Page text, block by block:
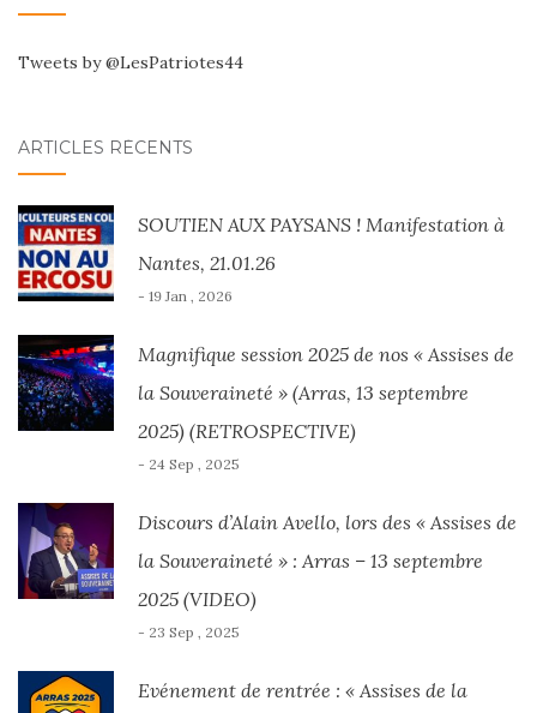
Tweets by @LesPatriotes44
ARTICLES RÉCENTS
SOUTIEN AUX PAYSANS ! Manifestation à
Nantes, 21.01.26
- 19 Jan , 2026
Magnifique session 2025 de nos « Assises de
la Souveraineté » (Arras, 13 septembre
2025) (RETROSPECTIVE)
- 24 Sep , 2025
Discours d’Alain Avello, lors des « Assises de
la Souveraineté » : Arras – 13 septembre
2025 (VIDEO)
- 23 Sep , 2025
Evénement de rentrée : « Assises de la